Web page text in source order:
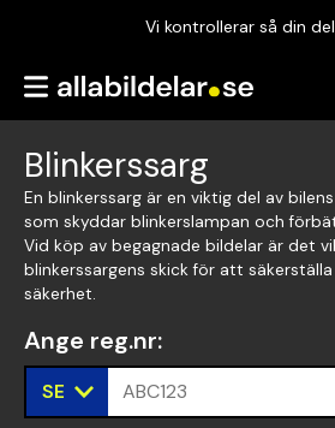
Vi kontrollerar så din
Garanterad
Vi kontrollerar så din del
Blinkerssarg
En blinkerssarg är en viktig del av
som skyddar blinkerslampan och
Vid köp av begagnade bildelar är det
blinkerssargens skick för att
säkerhet.
Ange reg.nr:
SE ABC123